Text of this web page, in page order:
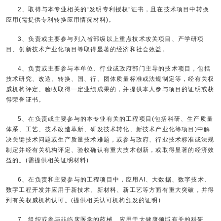
2、取得与本专业相关的“发明专利授权”证书，且在技术项目中转换
应用(需提供专利转换应用情况材料)。
3、负责或主要参与列入省部级以上重点技术攻关项目、产学研项
目、创新技术产业化项目等取得显著的经济和社会效益。
4、负责或主要参与本单位、行业或政府部门主导的技术项目，包括
技术研究、改造、转换、国、行、团体质量标准或法规制定等，经有关权
威机构评定、验收取得一定业绩成果的，并提供本人参与项目的证明或获
得荣誉证书。
5、在负责或主要参与的本专业有关的工程项目(包括科研、生产质量
体系、工艺、技术改造革新、研发技术转化、新技术产业化等项目)中解
决关键技术问题或生产质量技术难题，或参与政府、行业技术标准或法规
制定并经有关机构评定、验收确认有重大技术创新，或取得显著的经济效
益的。(需提供相关证明材料)
6、在负责和主要参与的工程项目中，应用AI、大数据、数字技术、
数字工程开发并应用于新技术、新材料、新工艺等方面有重大突破，并得
到有关权威机构认可。(提供相关认可机构颁发的证明)
7、组织或参与非临床医学的药械、应用于大健康领域有关的科研、